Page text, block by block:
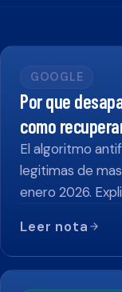
GOOGLE
Por que
como
El algoritmo
legitimas de
enero 2026.
Leer nota